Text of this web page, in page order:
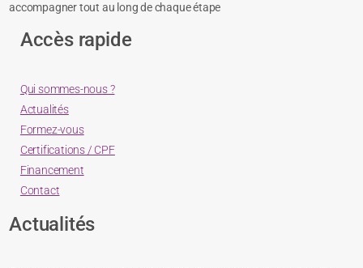
accompagner tout au long de chaque étape
Accès rapide
Qui sommes-nous ?
Actualités
Formez-vous
Certifications / CPF
Financement
Contact
Actualités